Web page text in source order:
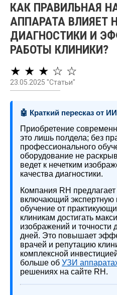
КАК ПРАВИЛЬНАЯ
АППАРАТА ВЛИЯЕТ
ДИАГНОСТИКИ И
РАБОТЫ КЛИНИКИ?
★ ★ ★ ☆ ☆
23.05.2025 "Статьи"
🤖 Краткий пересказ от ИИ
Приобретение
это лишь полдела; без
профессионального
оборудование не
ведет к нечетким
качества диагностики.
Компания RH
включающий экспертную
обучение от
клиникам достигать
изображений и точности
дней. Это повышает
врачей и репутацию
комплексной
больше об УЗИ
решениях на сайте RH.